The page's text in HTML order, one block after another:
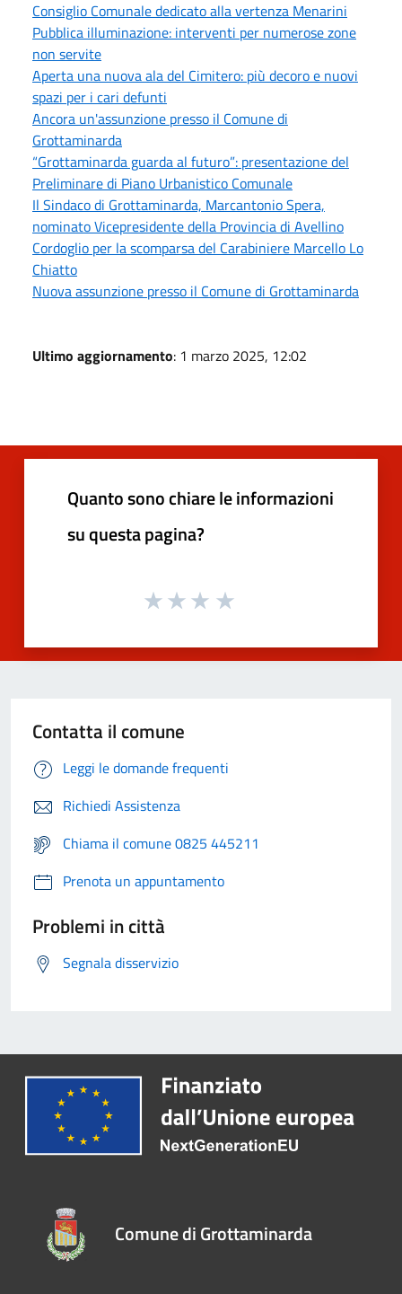
Consiglio Comunale dedicato alla vertenza Menarini
Pubblica illuminazione: interventi per numerose zone
non servite
Aperta una nuova ala del Cimitero: più decoro e nuovi
spazi per i cari defunti
Ancora un'assunzione presso il Comune di
Grottaminarda
“Grottaminarda guarda al futuro”: presentazione del
Preliminare di Piano Urbanistico Comunale
Il Sindaco di Grottaminarda, Marcantonio Spera,
nominato Vicepresidente della Provincia di Avellino
Cordoglio per la scomparsa del Carabiniere Marcello Lo
Chiatto
Nuova assunzione presso il Comune di Grottaminarda
Ultimo aggiornamento: 1 marzo 2025, 12:02
Quanto sono chiare le informazioni
su questa pagina?
Contatta il comune
Leggi le domande frequenti
Richiedi Assistenza
Chiama il comune 0825 445211
Prenota un appuntamento
Problemi in città
Segnala disservizio
Comune di Grottaminarda